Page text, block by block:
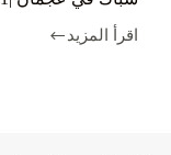
اقرأ المزيد
سباك